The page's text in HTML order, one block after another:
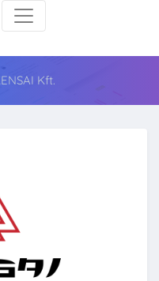
Kft.